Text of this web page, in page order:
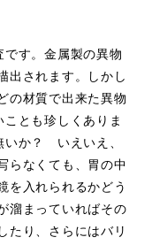
す。金属製の異物
出されます。しかし
の材質で出来た異物
とも珍しくありま
いか？ いえいえ、
らなくても、胃の中
を入れられるかどう
溜まっていればその
たり、さらにはバリ